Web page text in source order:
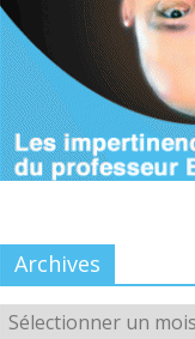
Archives
Archives